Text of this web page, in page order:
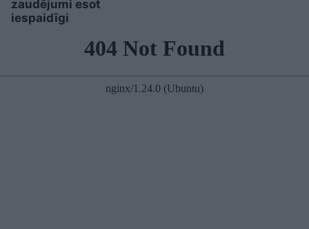
zaudējumi esot
iespaidīgi